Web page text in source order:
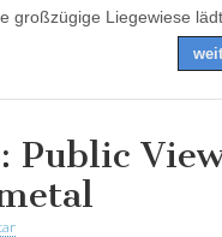
großzügige Liegewiese
Public